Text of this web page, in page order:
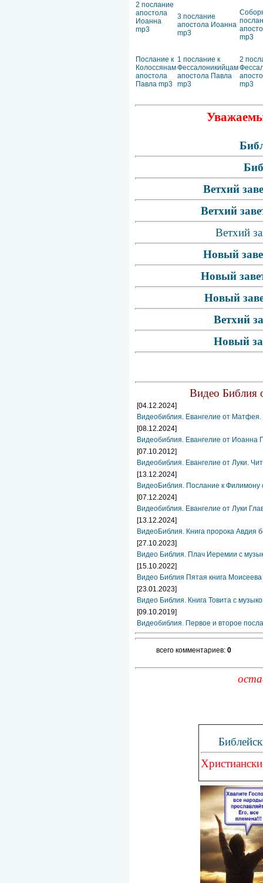
2 послание
апостола
Иоанна
mp3
3 послание
апостола Иоанна
mp3
mp3
Послание к
Колоссянам
апостола
Павла mp3
1 послание к
Фессалоникийцам
апостола Павла
mp3
2
mp3
Ветхий
Ветхий
Ветхий
Новый
Новый
Новый
Ветхий
Новый
Видео Библия
[04.12.2024]
Видеобиблия. Евангелие от Матфея.
[08.12.2024]
Видеобиблия. Евангелие от Иоанна
[07.10.2012]
Видеобиблия. Евангелие от Луки.
[13.12.2024]
ВидеоБиблия. Послание к Филимону
[07.12.2024]
Видеобиблия. Евангелие от Луки
[13.12.2024]
ВидеоБиблия. Книга пророка Авдия
[27.10.2023]
Видео Библия. Плач Иеремии с
[15.10.2022]
Видео Библия Пятая книга
[23.01.2023]
Видео Библия. Книга Товита с
[09.10.2019]
Видеобиблия. Первое и второе
всего комментариев: 0